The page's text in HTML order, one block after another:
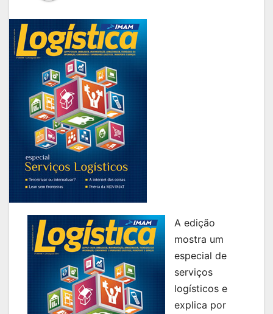
A edição
mostra um
especial de
serviços
logísticos e
explica por